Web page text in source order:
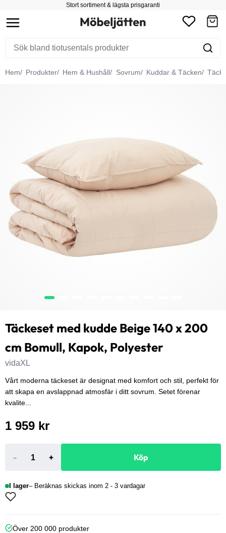
Stort sortiment & lägsta prisgaranti
Hem Produkter Hem & Hushåll Sovrum Kuddar & Täcken
Täckeset med kudde Beige 140 x 200
cm Bomull, Kapok, Polyester
vidaXL
Vårt moderna täckeset är designat med komfort och stil, perfekt för
att skapa en avslappnad atmosfär i ditt sovrum. Setet förenar
kvalite...
1 959 kr
- + Köp
I lager Beräknas skickas inom 2 - 3 vardagar
Över 200 000 produkter